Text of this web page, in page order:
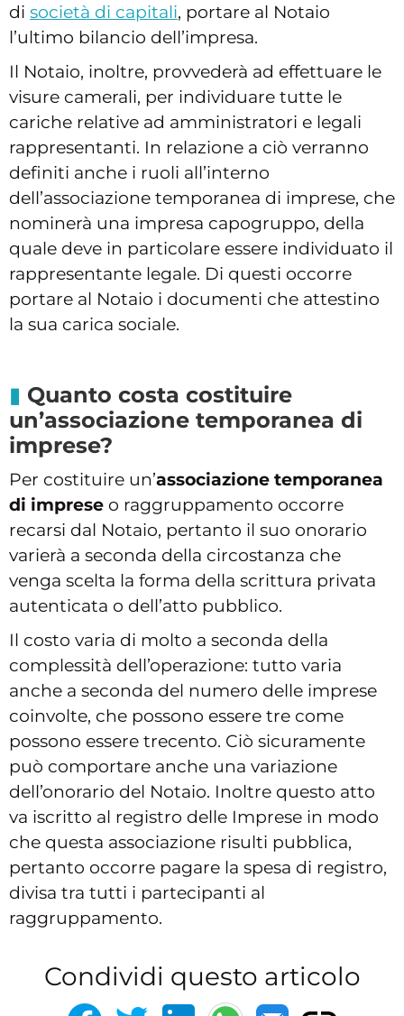
di società di capitali, portare al Notaio
l’ultimo bilancio dell’impresa.
Il Notaio, inoltre, provvederà ad effettuare le
visure camerali, per individuare tutte le
cariche relative ad amministratori e legali
rappresentanti. In relazione a ciò verranno
definiti anche i ruoli all’interno
dell’associazione temporanea di imprese, che
nominerà una impresa capogruppo, della
quale deve in particolare essere individuato il
rappresentante legale. Di questi occorre
portare al Notaio i documenti che attestino
la sua carica sociale.
Quanto costa costituire
un’associazione temporanea di
imprese?
Per costituire un’associazione temporanea
di imprese o raggruppamento occorre
recarsi dal Notaio, pertanto il suo onorario
varierà a seconda della circostanza che
venga scelta la forma della scrittura privata
autenticata o dell’atto pubblico.
Il costo varia di molto a seconda della
complessità dell’operazione: tutto varia
anche a seconda del numero delle imprese
coinvolte, che possono essere tre come
possono essere trecento. Ciò sicuramente
può comportare anche una variazione
dell’onorario del Notaio. Inoltre questo atto
va iscritto al registro delle Imprese in modo
che questa associazione risulti pubblica,
pertanto occorre pagare la spesa di registro,
divisa tra tutti i partecipanti al
raggruppamento.
Condividi questo articolo